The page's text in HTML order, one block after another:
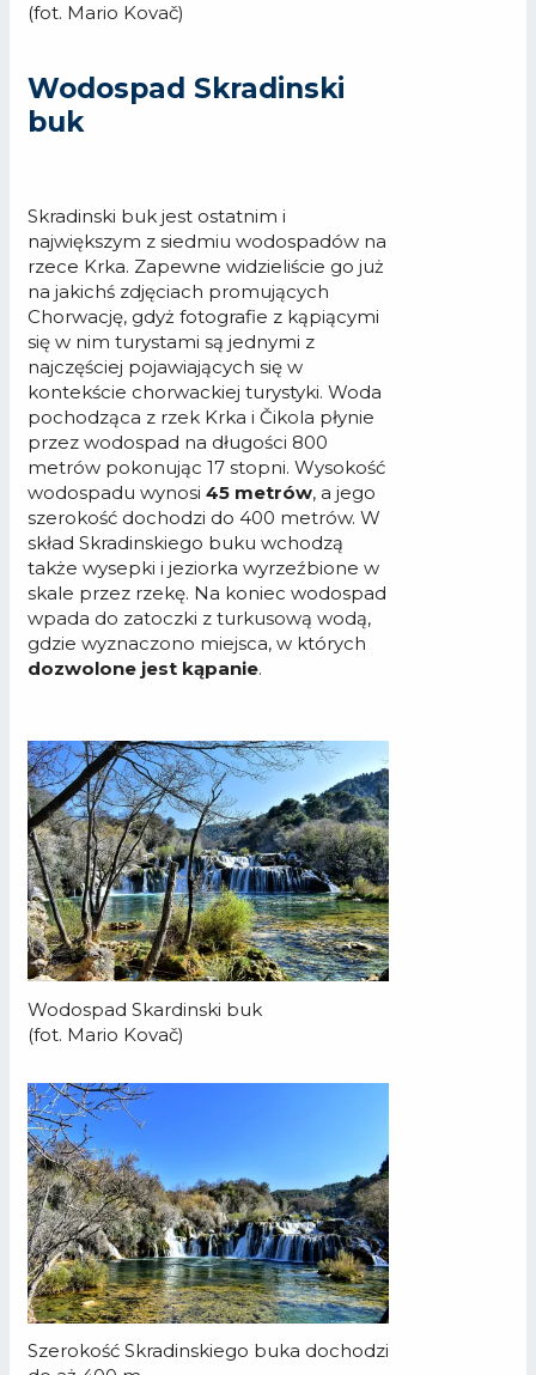
(fot. Mario Kovač)
Wodospad Skradinski
buk
Skradinski buk jest ostatnim i
największym z siedmiu wodospadów na
rzece Krka. Zapewne widzieliście go już
na jakichś zdjęciach promujących
Chorwację, gdyż fotografie z kąpiącymi
się w nim turystami są jednymi z
najczęściej pojawiających się w
kontekście chorwackiej turystyki. Woda
pochodząca z rzek Krka i Čikola płynie
przez wodospad na długości 800
metrów pokonując 17 stopni. Wysokość
wodospadu wynosi 45 metrów, a jego
szerokość dochodzi do 400 metrów. W
skład Skradinskiego buku wchodzą
także wysepki i jeziorka wyrzeźbione w
skale przez rzekę. Na koniec wodospad
wpada do zatoczki z turkusową wodą,
gdzie wyznaczono miejsca, w których
dozwolone jest kąpanie.
Wodospad Skardinski buk
(fot. Mario Kovač)
Szerokość Skradinskiego buka dochodzi